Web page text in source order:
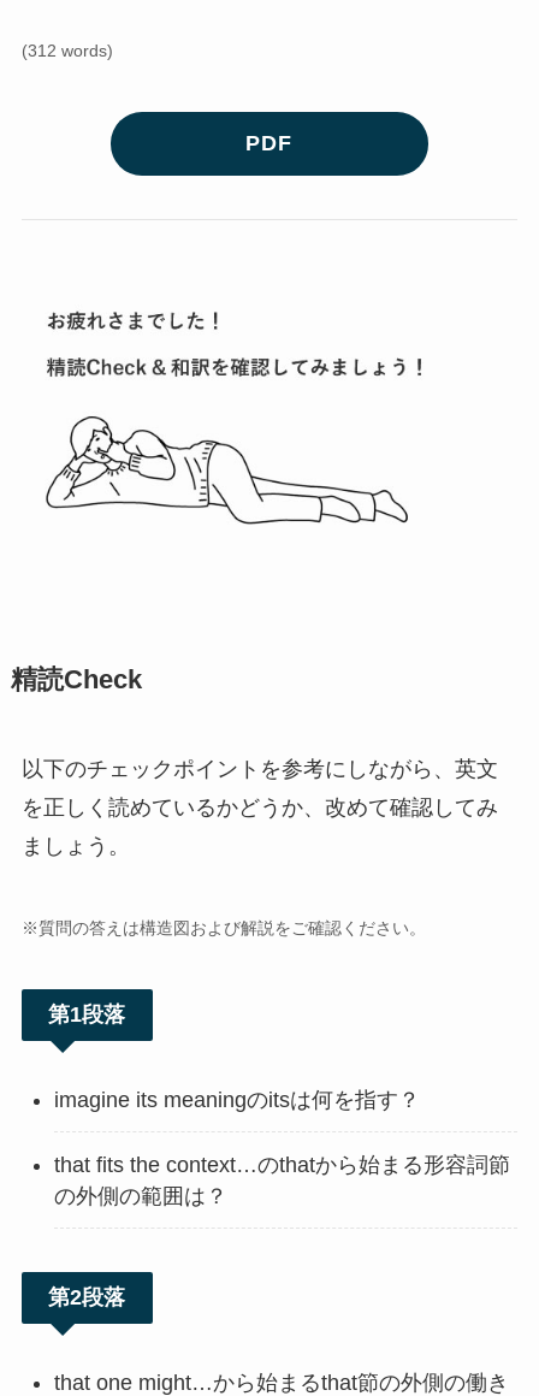
(312 words)
PDF
精読Check
以下のチェックポイントを参考にしながら、英文
を正しく読めているかどうか、改めて確認してみ
ましょう。
※質問の答えは構造図および解説をご確認ください。
第1段落
imagine its meaningのitsは何を指す？
that fits the context…のthatから始まる形容詞節
の外側の範囲は？
第2段落
that one might…から始まるthat節の外側の働き